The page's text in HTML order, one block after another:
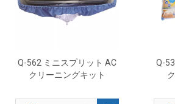
Q-562 ミニスプリット AC
クリーニングキット
Q-